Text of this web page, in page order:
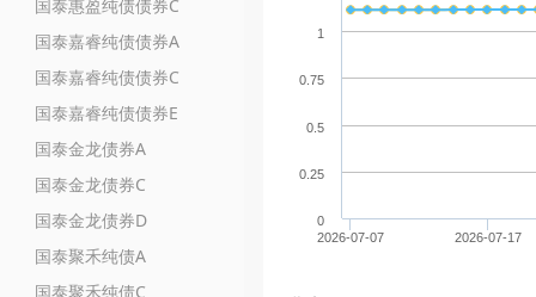
国泰惠盈纯债债券C
国泰嘉睿纯债债券A
国泰嘉睿纯债债券C
国泰嘉睿纯债债券E
国泰金龙债券A
国泰金龙债券C
国泰金龙债券D
国泰聚禾纯债A
国泰聚禾纯债C
2026-07-07 2026-07-17
0
0.25
0.5
0.75
1